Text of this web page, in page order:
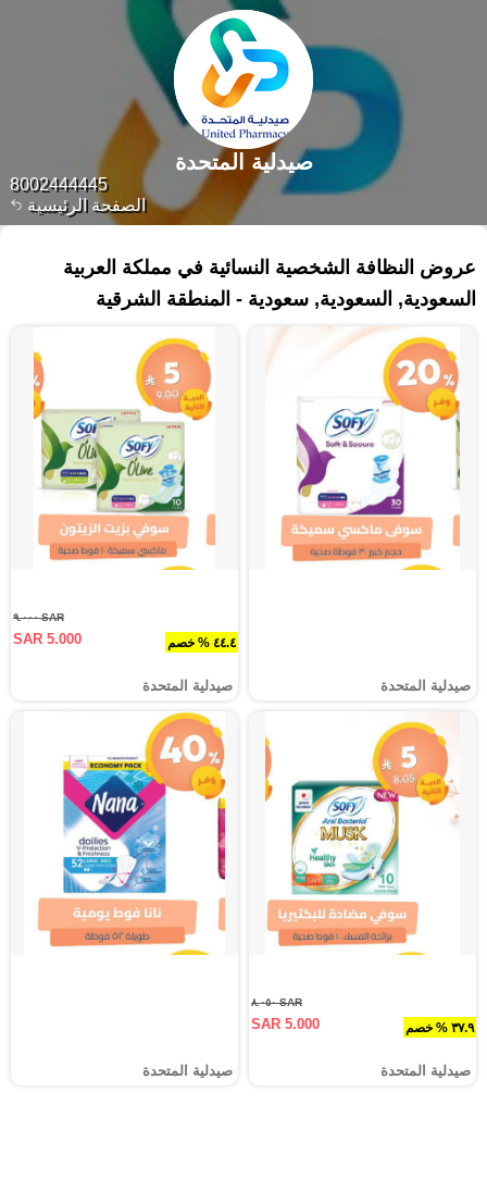
الصفحة الرئيسية
8002444445
صيدلية المتحدة
عروض النظافة الشخصية النسائية في مملكة العربية
السعودية, السعودية, سعودية - المنطقة الشرقية
صيدلية المتحدة
٤٤.٤ % خصم
SAR ٩.٠٠٠
SAR 5.000
صيدلية المتحدة
٣٧.٩ % خصم
SAR ٨.٠٥٠
SAR 5.000
صيدلية المتحدة صيدلية المتحدة